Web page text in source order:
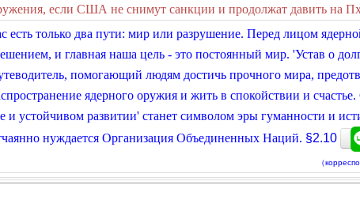
если США не снимут санкции и продолжат давить на
есть только два пути: мир или разрушение. Перед лицом
и главная наша цель - это постоянный мир. 'Устав о
помогающий людям достичь прочного мира,
ядерного оружия и жить в спокойствии и счастье.
и устойчивом развитии' станет символом эры гуманности и
нуждается Организация Объединенных Наций. §2.10
（